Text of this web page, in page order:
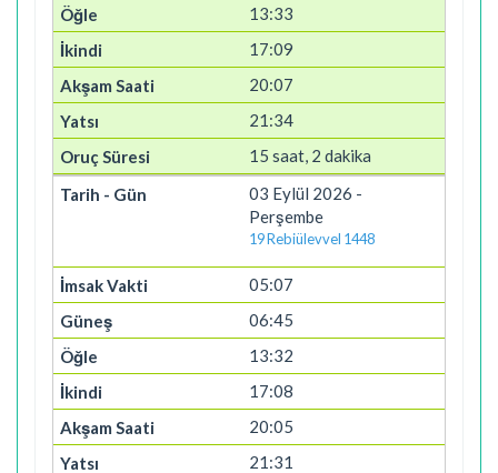
13:33
17:09
20:07
21:34
15 saat, 2 dakika
03 Eylül 2026 -
Perşembe
19 Rebiülevvel 1448
05:07
06:45
13:32
17:08
20:05
21:31